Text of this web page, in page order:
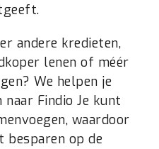
andere kredieten,
lenen of méér
We helpen je
Findio Je kunt
waardoor
besparen op de